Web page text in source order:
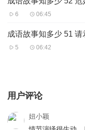
6 06:45
5 06:42
用户评论
妞小颖